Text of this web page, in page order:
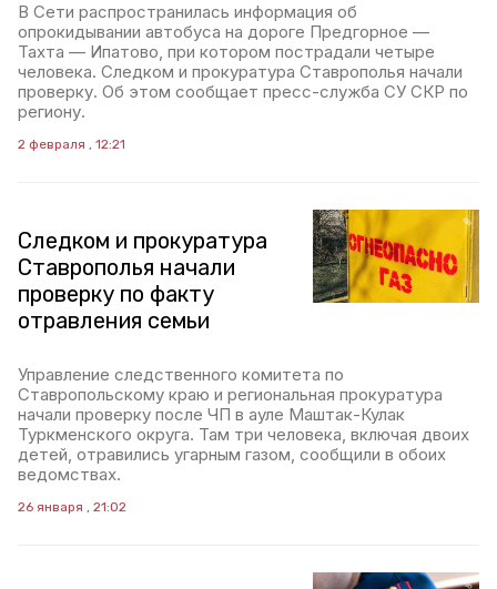
В Сети распространилась информация об
опрокидывании автобуса на дороге Предгорное —
Тахта — Ипатово, при котором пострадали четыре
человека. Следком и прокуратура Ставрополья начали
проверку. Об этом сообщает пресс-служба СУ СКР по
региону.
2 февраля , 12:21
Следком и прокуратура
Ставрополья начали
проверку по факту
отравления семьи
Управление следственного комитета по
Ставропольскому краю и региональная прокуратура
начали проверку после ЧП в ауле Маштак-Кулак
Туркменского округа. Там три человека, включая двоих
детей, отравились угарным газом, сообщили в обоих
ведомствах.
26 января , 21:02